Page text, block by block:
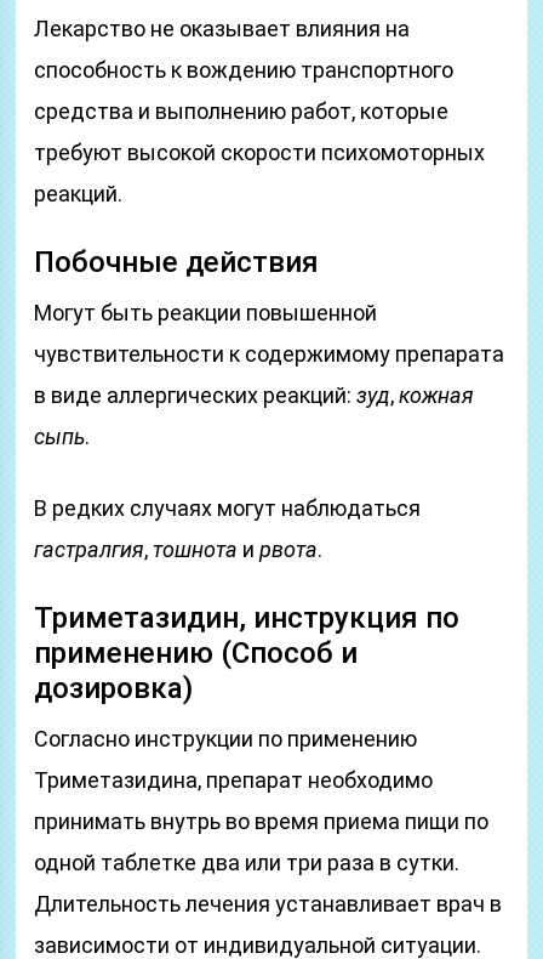
Лекарство не оказывает влияния на
способность к вождению транспортного
средства и выполнению работ, которые
требуют высокой скорости психомоторных
реакций.
Побочные действия
Могут быть реакции повышенной
чувствительности к содержимому препарата
в виде аллергических реакций:зуд,кожная
сыпь.
В редких случаях могут наблюдаться
гастралгия, тошнота ирвота.
Триметазидин, инструкция по
применению (Способ и
дозировка)
Согласно инструкции по применению
Триметазидина, препарат необходимо
принимать внутрь во время приема пищи по
одной таблетке два или три раза в сутки.
Длительность лечения устанавливает врач в
зависимости от индивидуальной ситуации.